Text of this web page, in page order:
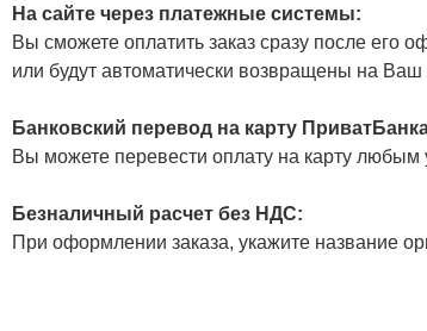
На сайте через платежные системы:
Вы сможете оплатить заказ сразу после его
или будут автоматически возвращены на Ваш
Банковский перевод на карту
Вы можете перевести оплату на карту
Безналичный расчет без НДС:
При оформлении заказа, укажите название